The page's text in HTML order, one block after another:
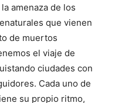
amenaza de los
que vienen
de muertos
el viaje de
ciudades con
Cada uno de
su propio ritmo,